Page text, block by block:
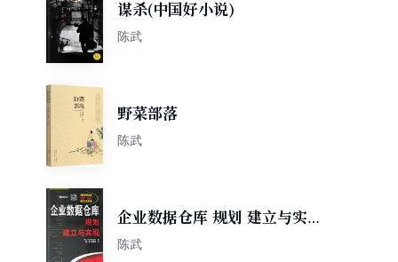
谋杀(中国好小说)
陈武
野菜部落
陈武
企业数据仓库 规划 建立与实
现
陈武